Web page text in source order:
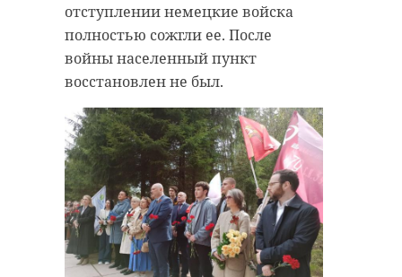
отступлении немецкие войска
полностью сожгли ее. После
войны населенный пункт
восстановлен не был.